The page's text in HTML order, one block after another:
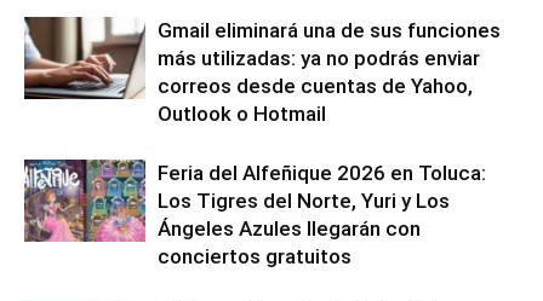
Gmail eliminará una de sus funciones
más utilizadas: ya no podrás enviar
correos desde cuentas de Yahoo,
Outlook o Hotmail
Feria del Alfeñique 2026 en Toluca:
Los Tigres del Norte, Yuri y Los
Ángeles Azules llegarán con
conciertos gratuitos